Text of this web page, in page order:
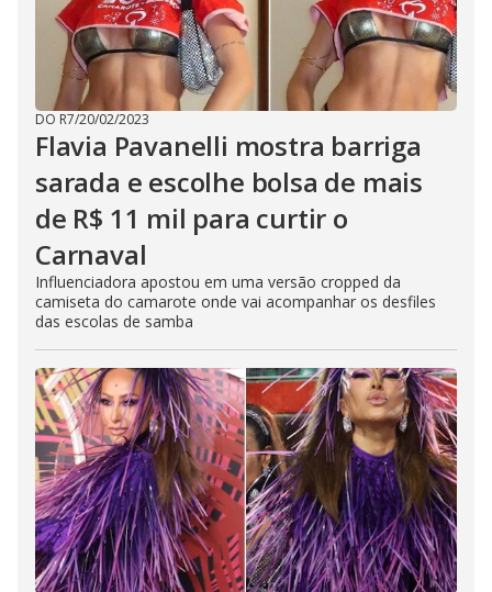
DO R7/20/02/2023
Flavia Pavanelli mostra barriga
sarada e escolhe bolsa de mais
de R$ 11 mil para curtir o
Carnaval
Influenciadora apostou em uma versão cropped da
camiseta do camarote onde vai acompanhar os desfiles
das escolas de samba